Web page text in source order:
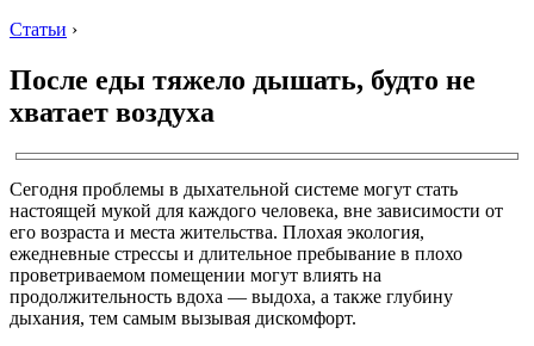
Статьи ›
После еды тяжело дышать, будто не
хватает воздуха
Сегодня проблемы в дыхательной системе могут стать
настоящей мукой для каждого человека, вне зависимости от
его возраста и места жительства. Плохая экология,
ежедневные стрессы и длительное пребывание в плохо
проветриваемом помещении могут влиять на
продолжительность вдоха — выдоха, а также глубину
дыхания, тем самым вызывая дискомфорт.